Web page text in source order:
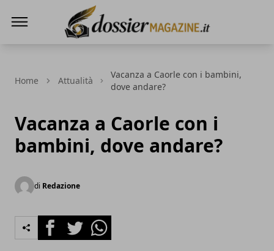
Home Attualità
Vacanza a Caorle con i bambini,
dove andare?
Vacanza a Caorle con i
bambini, dove andare?
di Redazione
FacebookTwitterWhatsapp